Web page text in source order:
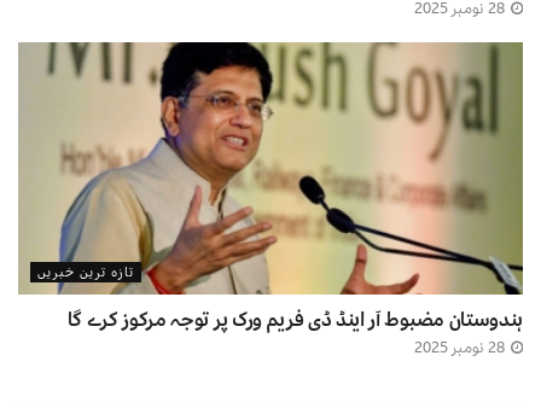
تازہ ترین خبریں
ہندوستان مضبوط آر اینڈ ڈی فریم ورک پر توجہ مرکوز کرے گا